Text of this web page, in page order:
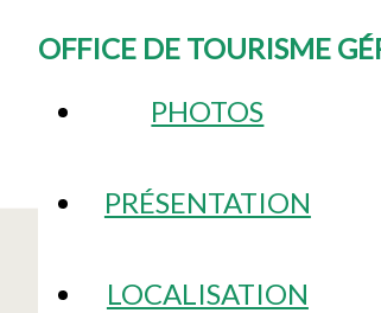
OFFICE DE TOURISME
PHOTOS
PRÉSENTATION
LOCALISATION